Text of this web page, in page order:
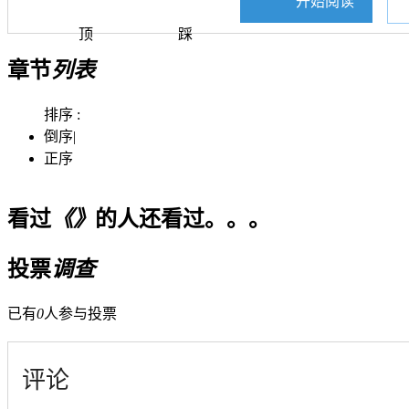
顶 踩
章节列表
排序 :
倒序|
正序
看过《》 的人还看过。。。
投票调查
已有0人参与投票
评论